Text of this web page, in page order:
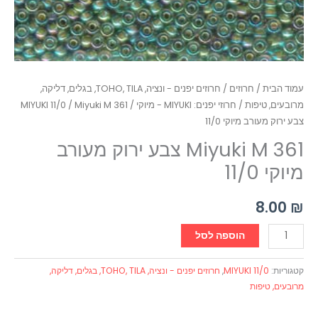
עמוד הבית / חרוזים /
חרוזים יפנים - ונציה, TOHO, TILA, בגלים, דליקה,
מרובעים, טיפות / חרוזי יפנים: MIYUKI - מיוקי /
MIYUKI 11/0 / Miyuki M 361
צבע ירוק מעורב מיוקי 11/0
Miyuki M 361 צבע ירוק מעורב
מיוקי 11/0
8.00 ₪
הוספה לסל
קטגוריות: MIYUKI 11/0
,
חרוזים יפנים - ונציה, TOHO, TILA, בגלים, דליקה,
מרובעים, טיפות